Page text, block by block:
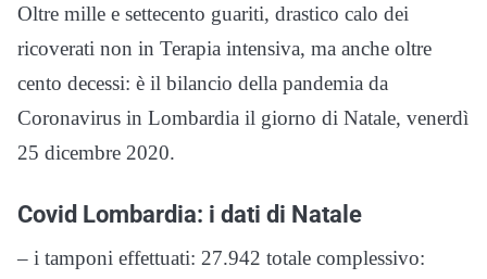
Oltre mille e settecento guariti, drastico calo dei
ricoverati non in Terapia intensiva, ma anche oltre
cento decessi: è il bilancio della pandemia da
Coronavirus in Lombardia il giorno di Natale, venerdì
25 dicembre 2020.
Covid Lombardia: i dati di Natale
– i tamponi effettuati: 27.942 totale complessivo: